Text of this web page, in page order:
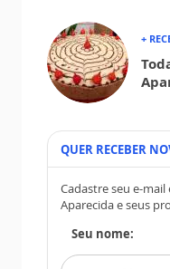
+
QUER RECEBER
Cadastre seu e-mail
Aparecida e seus
Seu nome: